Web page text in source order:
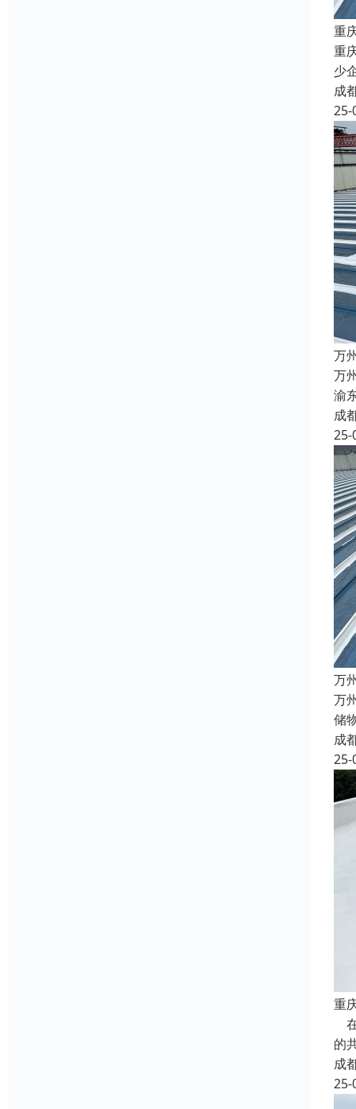
重
重
少
成
25-
万
万
渝
成
25-
万
万
储
成
25-
重
的
成
25-